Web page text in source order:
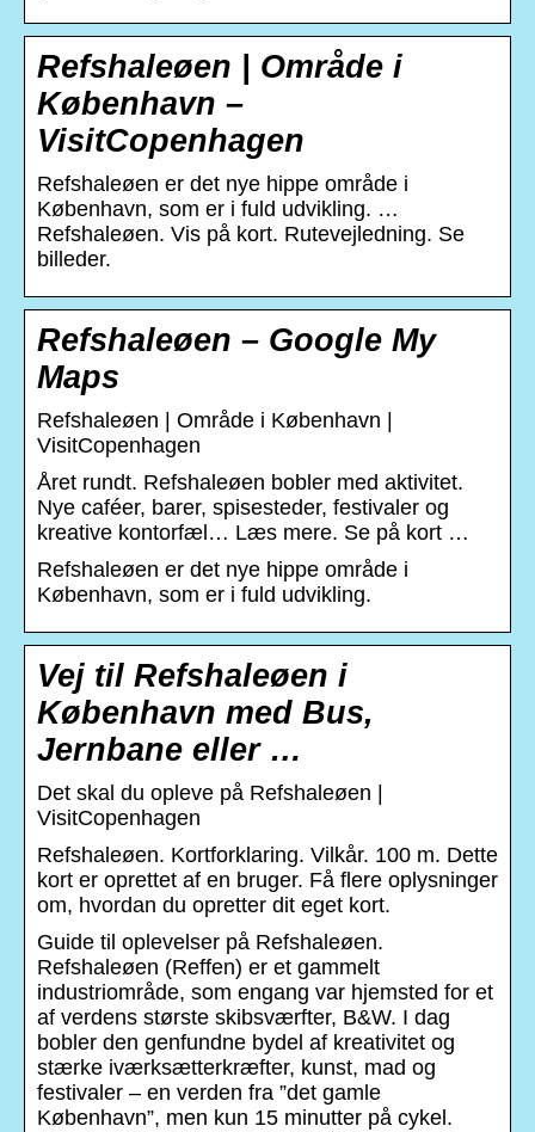
Refshaleøen | Område i
København –
VisitCopenhagen
Refshaleøen er det nye hippe område i
København, som er i fuld udvikling. …
Refshaleøen. Vis på kort. Rutevejledning. Se
billeder.
Refshaleøen – Google My
Maps
Refshaleøen | Område i København |
VisitCopenhagen
Året rundt. Refshaleøen bobler med aktivitet.
Nye caféer, barer, spisesteder, festivaler og
kreative kontorfæl… Læs mere. Se på kort …
Refshaleøen er det nye hippe område i
København, som er i fuld udvikling.
Vej til Refshaleøen i
København med Bus,
Jernbane eller …
Det skal du opleve på Refshaleøen |
VisitCopenhagen
Refshaleøen. Kortforklaring. Vilkår. 100 m. Dette
kort er oprettet af en bruger. Få flere oplysninger
om, hvordan du opretter dit eget kort.
Guide til oplevelser på Refshaleøen.
Refshaleøen (Reffen) er et gammelt
industriområde, som engang var hjemsted for et
af verdens største skibsværfter, B&W. I dag
bobler den genfundne bydel af kreativitet og
stærke iværksætterkræfter, kunst, mad og
festivaler – en verden fra ”det gamle
København”, men kun 15 minutter på cykel.